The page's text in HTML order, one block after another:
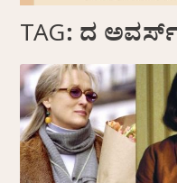
TAG: ದ ಅವರ್ಸ್